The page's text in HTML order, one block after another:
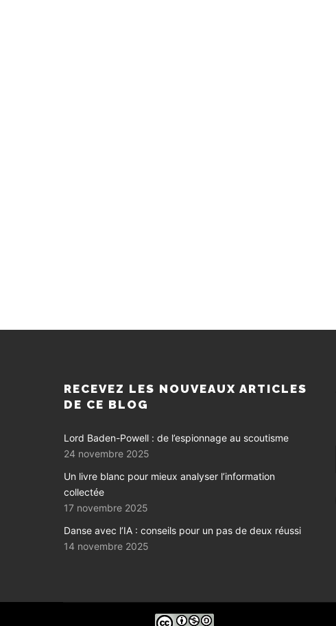
RECEVEZ LES NOUVEAUX ARTICLES
DE CE BLOG
Lord Baden-Powell : de l’espionnage au scoutisme
24 novembre 2025
Un livre blanc pour mieux analyser l’information
collectée
17 novembre 2025
Danse avec l’IA : conseils pour un pas de deux réussi
14 novembre 2025